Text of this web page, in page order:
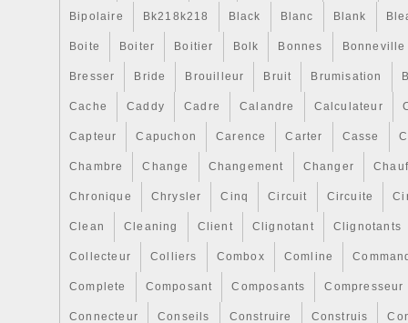
Bipolaire Bk218k218 Black Blanc Blank
Boite Boiter Boitier Bolk Bonnes Bonneville
Bresser Bride Brouilleur Bruit Brumisation
Cache Caddy Cadre Calandre Calculateur
Capteur Capuchon Carence Carter Casse
Chambre Change Changement Changer
Chronique Chrysler Cinq Circuit Circuite
Clean Cleaning Client Clignotant Clignotants
Collecteur Colliers Combox Comline
Complete Composant Composants Compresseur
Connecteur Conseils Construire Construis
par de nombreuses équipes Superbike
Kawasaki & HM Plant Honda,
gamme de kits directe remplacement
course-testé offrant de nombreux
tuyaux montés en usine. Disponible
de motos à la fois dans le sport
la route rapide, tuyaux SamcoSport
vie et une durabilité extrême à la haute
pression vu sur des machines bien
baisse des charges liées Livraison en
PLAÎT INFORMEZ. Un grand merci
payer votre marchandise, veuillez
Nous pouvons expédier à ne importe
monde. Notez qu’il existe des
produits, et certains produits ne peuvent